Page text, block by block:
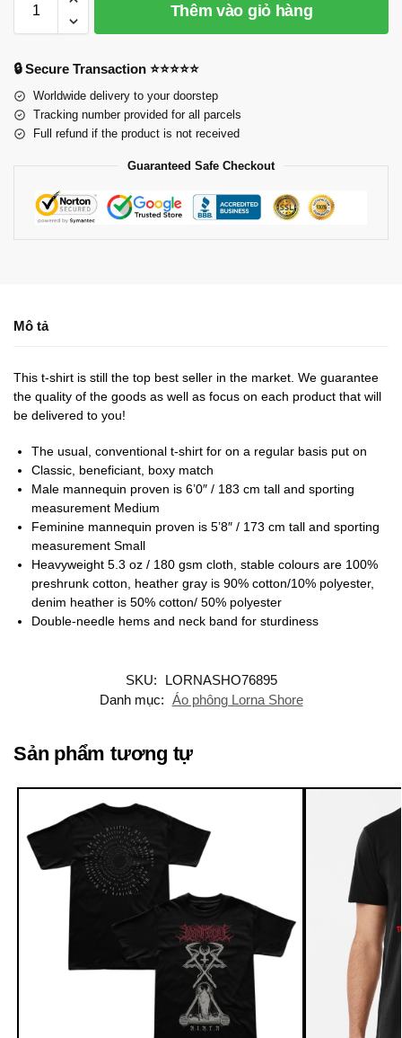
Thêm vào giỏ hàng
🔒 Secure Transaction ⭐⭐⭐⭐⭐
Worldwide delivery to your doorstep
Tracking number provided for all parcels
Full refund if the product is not received
Guaranteed Safe Checkout
Mô tả
This t-shirt is still the top best seller in the market. We guarantee
the quality of the goods as well as focus on each product that will
be delivered to you!
The usual, conventional t-shirt for on a regular basis put on
Classic, beneficiant, boxy match
Male mannequin proven is 6’0″ / 183 cm tall and sporting
measurement Medium
Feminine mannequin proven is 5’8″ / 173 cm tall and sporting
measurement Small
Heavyweight 5.3 oz / 180 gsm cloth, stable colours are 100%
preshrunk cotton, heather gray is 90% cotton/10% polyester,
denim heather is 50% cotton/ 50% polyester
Double-needle hems and neck band for sturdiness
SKU:
LORNASHO76895
Danh mục: Áo phông Lorna Shore
Sản phẩm tương tự